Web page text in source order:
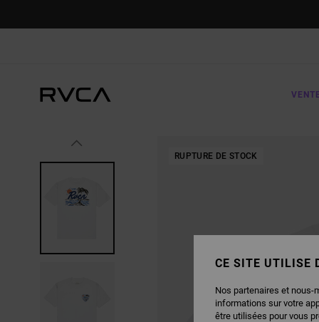
RUPTURE DE STOCK
CE SITE UTILISE
Nos partenaires et
informations sur votre
être utilisées pour vous